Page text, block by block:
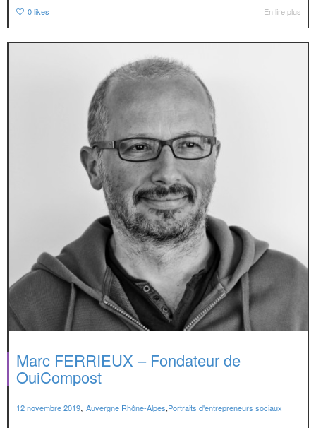
0likes En lire plus
Marc FERRIEUX – Fondateur de
OuiCompost
12 novembre 2019, Auvergne Rhône-Alpes,Portraits d'entrepreneurs sociaux